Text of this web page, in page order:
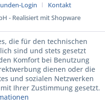
Login
Kontakt
- Realisiert mit Shopware
die für den technischen
sind und stets gesetzt
Komfort bei Benutzung
dienen oder die
und sozialen Netzwerken
Ihrer Zustimmung gesetzt.